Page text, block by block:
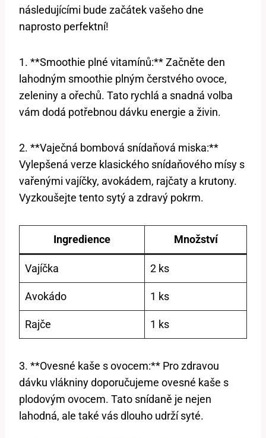
následujícími bude začátek vašeho dne
naprosto perfektní!
1. **Smoothie plné vitamínů:** Začněte den
lahodným smoothie plným čerstvého ovoce,
zeleniny a ořechů. Tato rychlá a snadná volba
vám dodá potřebnou dávku energie a živin.
2. **Vaječná bombová snídaňová miska:**
Vylepšená verze klasického snídaňového mísy s
vařenými vajíčky, avokádem, rajčaty a krutony.
Vyzkoušejte tento sytý a zdravý pokrm.
Ingredience Množství
Vajíčka 2 ks
Avokádo 1 ks
Rajče 1 ks
3. **Ovesné kaše s ovocem:** Pro zdravou
dávku vlákniny doporučujeme ovesné kaše s
plodovým ovocem. Tato snídaně je nejen
lahodná, ale také vás dlouho udrží syté.